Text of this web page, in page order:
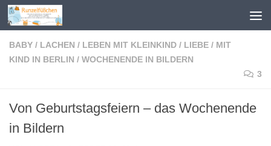
Zum Inhalt springen
BABY / LACHEN / LEBEN MIT KLEINKIND / LIEBE / MIT
KIND IN BERLIN / WOCHENENDE IN BILDERN
3
Von Geburtstagsfeiern – das Wochenende
in Bildern